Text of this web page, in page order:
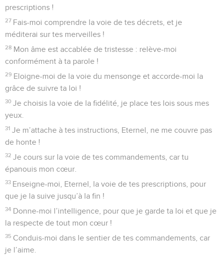
prescriptions !
27 Fais-moi comprendre la voie de tes décrets, et je
méditerai sur tes merveilles !
28 Mon âme est accablée de tristesse : relève-moi
conformément à ta parole !
29 Eloigne-moi de la voie du mensonge et accorde-moi la
grâce de suivre ta loi !
30 Je choisis la voie de la fidélité, je place tes lois sous mes
yeux.
31 Je m’attache à tes instructions, Eternel, ne me couvre pas
de honte !
32 Je cours sur la voie de tes commandements, car tu
épanouis mon cœur.
33 Enseigne-moi, Eternel, la voie de tes prescriptions, pour
que je la suive jusqu’à la fin !
34 Donne-moi l’intelligence, pour que je garde ta loi et que je
la respecte de tout mon cœur !
35 Conduis-moi dans le sentier de tes commandements, car
je l’aime.